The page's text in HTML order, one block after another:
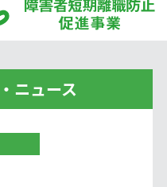
ニュース